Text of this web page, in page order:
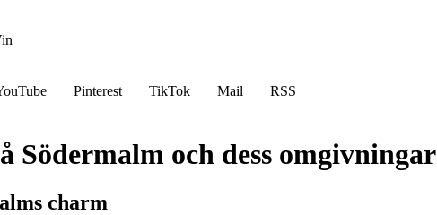
Pinterest TikTok Mail
RSS
och dess omgivningar
charm